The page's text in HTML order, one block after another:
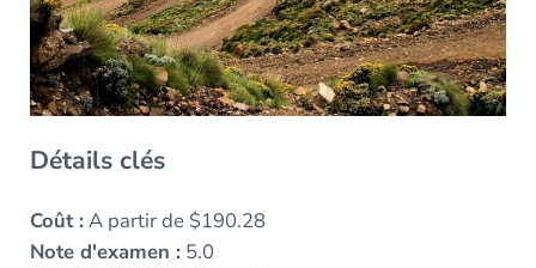
Détails clés
Coût :A partir de $190.28
Note d'examen :5.0